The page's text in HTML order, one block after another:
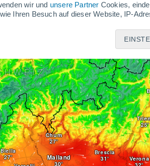
wir und unsere Partner Cookies,
Ihren Besuch auf dieser Website, IP-
dem Sie widersprechen können. Um
widersprechen, indem Sie auf
følgende under databehandlingen:
Informationen auf einem Endgerät,
Profilen für personalisierte Werbung,
zur Personalisierung von Inhalten,
messung der Performance von
verschiedenen Quellen, entwicklung
Identifikation durch Scannen von
von Inhalten,
Mailand Verona
Chum
Brescia
Biella